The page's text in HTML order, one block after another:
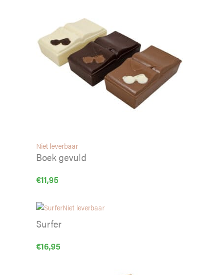
Niet leverbaar
Boek gevuld
€11,95
Niet leverbaar
Surfer
€16,95